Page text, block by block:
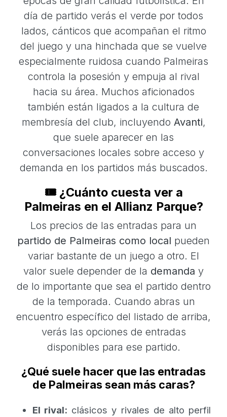
día de partido verás el verde por todos
lados, cánticos que acompañan el ritmo
del juego y una hinchada que se vuelve
especialmente ruidosa cuando Palmeiras
controla la posesión y empuja al rival
hacia su área. Muchos aficionados
también están ligados a la cultura de
membresía del club, incluyendo Avanti,
que suele aparecer en las
conversaciones locales sobre acceso y
demanda en los partidos más buscados.
🎟️ ¿Cuánto cuesta ver a
Palmeiras en el Allianz Parque?
Los precios de las entradas para un
partido de Palmeiras como local pueden
variar bastante de un juego a otro. El
valor suele depender de la demanda y
de lo importante que sea el partido dentro
de la temporada. Cuando abras un
encuentro específico del listado de arriba,
verás las opciones de entradas
disponibles para ese partido.
¿Qué suele hacer que las entradas
de Palmeiras sean más caras?
El rival: clásicos y rivales de alto perfil